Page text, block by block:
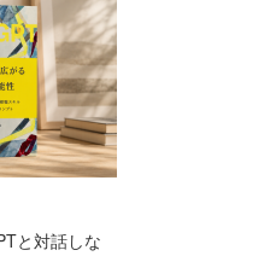
と対話しな